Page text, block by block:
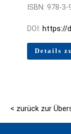
ISBN: 978-
DOI: https://
Details
< zurück zur